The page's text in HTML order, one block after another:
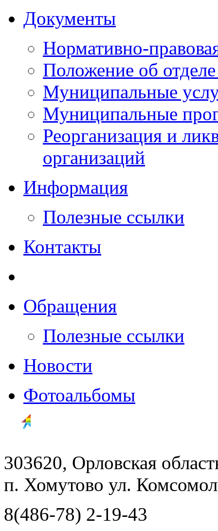
Документы
Нормативно-
Положение об
Муниципальные
Муниципальные
Реорганизация и
организаций
Информация
Полезные ссылки
Контакты
Обращения
Полезные ссылки
Новости
Фотоальбомы
303620, Орловская
п. Хомутово ул.
8(486-78) 2-19-43